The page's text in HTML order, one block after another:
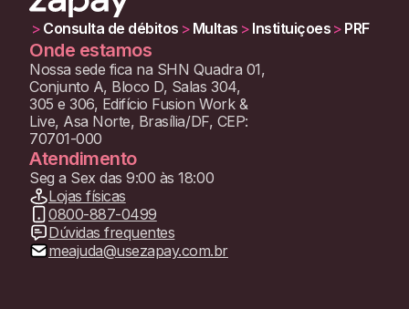
> Consulta de débitos > Multas > Instituiçoes > PRF
Onde estamos
Nossa sede fica na SHN Quadra 01,
Conjunto A, Bloco D, Salas 304,
305 e 306, Edifício Fusion Work &
Live, Asa Norte, Brasília/DF, CEP:
70701-000
Atendimento
Seg a Sex das 9:00 às 18:00
Lojas físicas
0800-887-0499
Dúvidas frequentes
meajuda@usezapay.com.br